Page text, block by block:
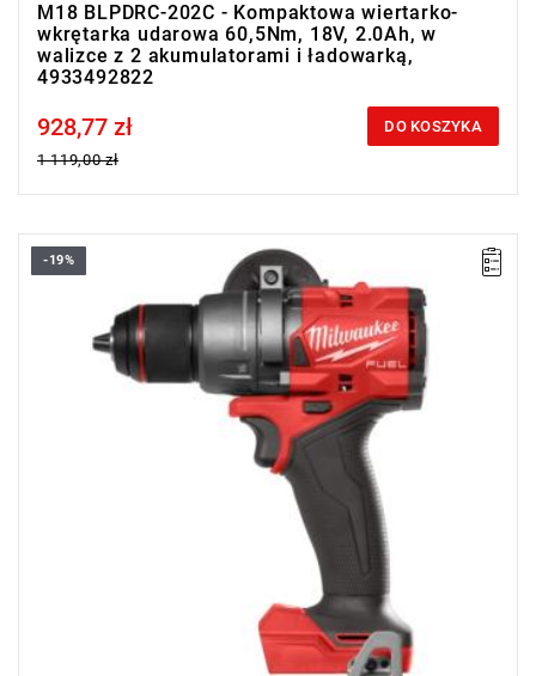
M18 BLPDRC-202C - Kompaktowa wiertarko-
wkrętarka udarowa 60,5Nm, 18V, 2.0Ah, w
walizce z 2 akumulatorami i ładowarką,
4933492822
Price tax included
928,77 zł
1 119,00 zł
DO KOSZYKA
-19%